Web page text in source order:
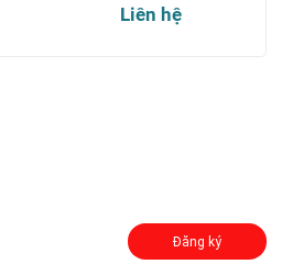
Liên hệ
Đăng ký